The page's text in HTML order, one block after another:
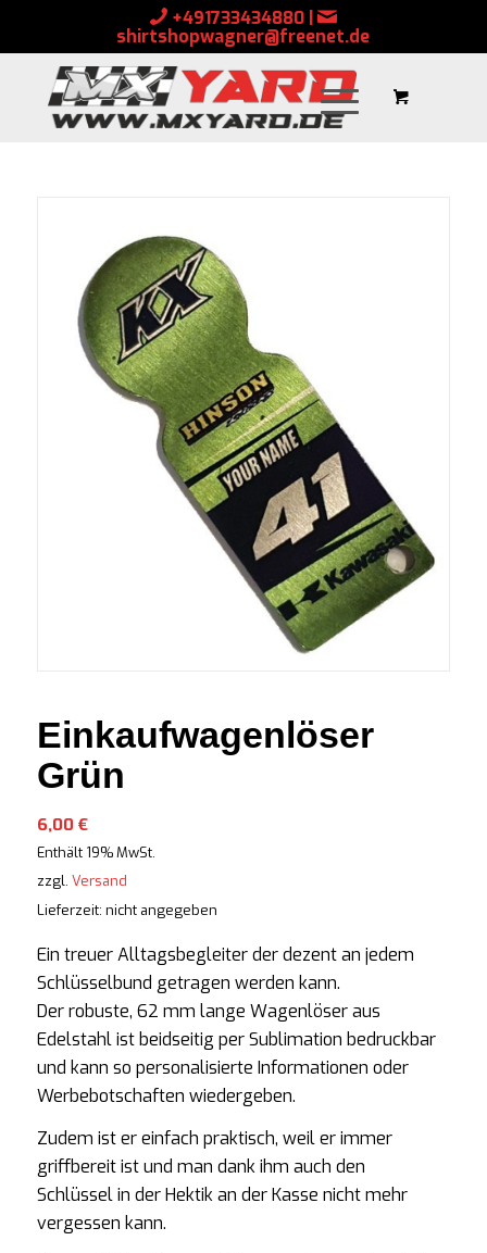
+491733434880|
shirtshopwagner@freenet.de
Einkaufwagenlöser
Grün
6,00 €
Enthält 19% MwSt.
zzgl. Versand
Lieferzeit: nicht angegeben
Ein treuer Alltagsbegleiter der dezent an jedem
Schlüsselbund getragen werden kann.
Der robuste, 62 mm lange Wagenlöser aus
Edelstahl ist beidseitig per Sublimation bedruckbar
und kann so personalisierte Informationen oder
Werbebotschaften wiedergeben.
Zudem ist er einfach praktisch, weil er immer
griffbereit ist und man dank ihm auch den
Schlüssel in der Hektik an der Kasse nicht mehr
vergessen kann.